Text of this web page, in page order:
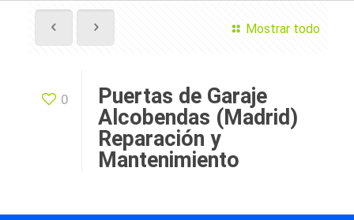
Mostrar todo
0
Puertas de Garaje
Alcobendas (Madrid)
Reparación y
Mantenimiento